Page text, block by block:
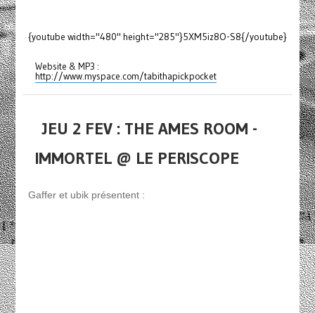
{youtube width="480" height="285"}5XM5iz8O-S8{/youtube}
Website & MP3 :
http://www.myspace.com/tabithapickpocket
JEU 2 FEV : THE AMES ROOM -
IMMORTEL @ LE PERISCOPE
Gaffer et ubik présentent :